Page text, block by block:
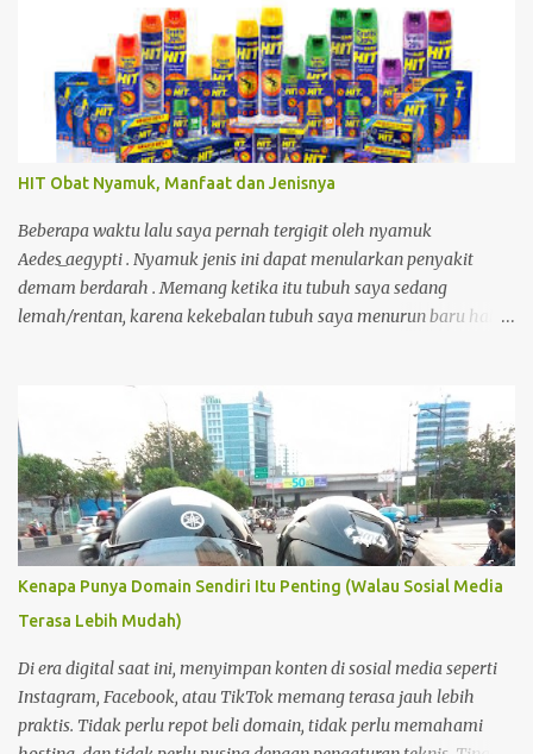
sebelumnya menggunakan baterai berjenis carbon atau alkali.
Tetapi jika menggunakan betari carbon dan alkali biayanya akan
besar sekali untuk membeli Baterai tersebut. dengan baterai cas,
akan lebih mengirit keuangan. Selain itu, karena pengecas di
pasaran bisa sangat lama kalau mengecas. ada yang 12 jam, ada
juga yang 8 jam. Oleh karena ketidak puasan itu, kebanyakan
dari kami membuat alat charger baterai sendiri. Dan yang
terbaru sekarang ini ada yang 2 atau 1 jam saja.
HIT Obat Nyamuk, Manfaat dan Jenisnya
Beberapa waktu lalu saya pernah tergigit oleh nyamuk
Aedes_aegypti . Nyamuk jenis ini dapat menularkan penyakit
demam berdarah . Memang ketika itu tubuh saya sedang
lemah/rentan, karena kekebalan tubuh saya menurun baru habis
Kenapa Punya Domain Sendiri Itu Penting (Walau Sosial Media
Terasa Lebih Mudah)
Di era digital saat ini, menyimpan konten di sosial media seperti
Instagram, Facebook, atau TikTok memang terasa jauh lebih
praktis. Tidak perlu repot beli domain, tidak perlu memahami